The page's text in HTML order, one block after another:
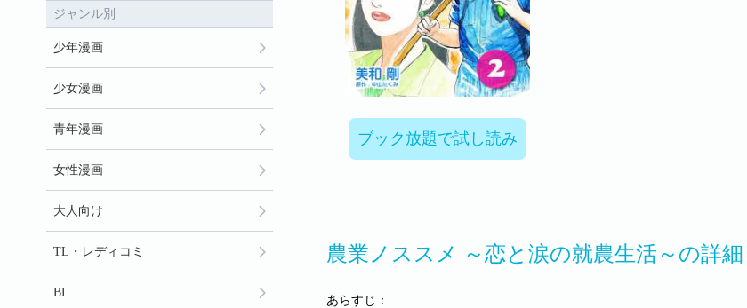
ブック放題で試し読み
農業ノススメ ～恋と涙の就農生活～の詳細
あらすじ：
ジャンル別
少年漫画
少女漫画
青年漫画
女性漫画
大人向け
TL・レディコミ
BL